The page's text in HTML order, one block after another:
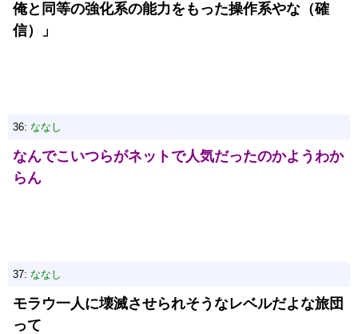
俺と同等の強化系の能力をもった操作系やな（確
信）」
36: ななし
なんでこいつらがネットで人気だったのかようわか
らん
37: ななし
モラウ一人に壊滅させられそうなレベルだよな旅団
って